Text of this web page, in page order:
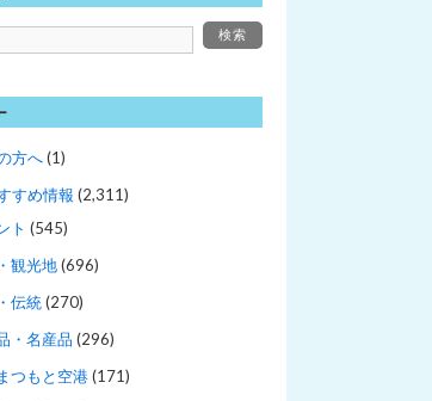
方へ(1)
すめ情報 (2,311)
ト (545)
観光地(696)
伝統(270)
・名産品 (296)
つもと空港(171)